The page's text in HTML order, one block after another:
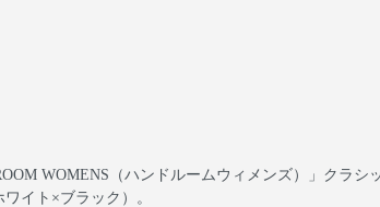
WOMENS（ハンドルームウィメンズ）」クラ
イト×ブラック）。